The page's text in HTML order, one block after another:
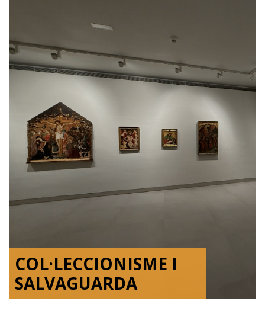
COL·LECCIONISME I
SALVAGUARDA